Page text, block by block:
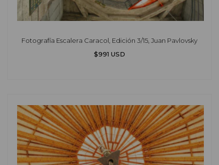
Fotografía Escalera Caracol, Edición 3/15, Juan Pavlovsky
$991 USD